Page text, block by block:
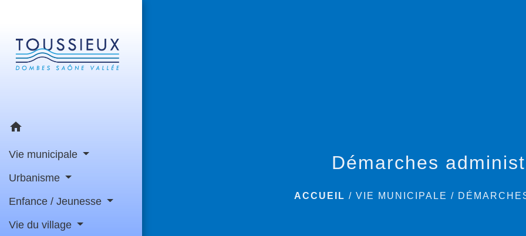
home
Vie municipale
Urbanisme
Enfance / Jeunesse
Vie du village
Démarches
ACCUEIL /VIE MUNICIPALE /